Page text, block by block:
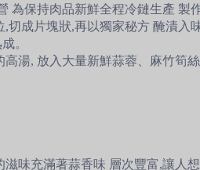
為保持肉品新鮮全程冷鏈生產 製
切成片塊狀,再以獨家秘方 醃漬入
。
湯, 放入大量新鮮蒜蓉、麻竹筍絲
味充滿著蒜香味 層次豐富,讓人想